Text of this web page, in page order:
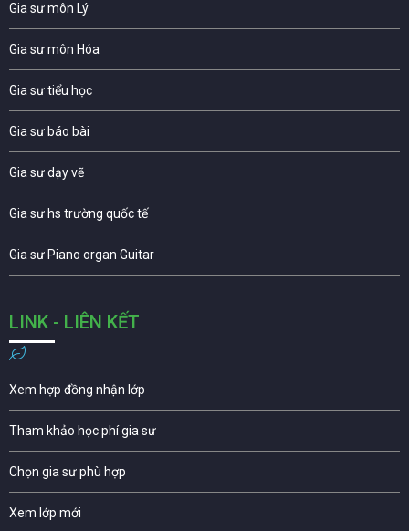
Gia sư môn Lý
Gia sư môn Hóa
Gia sư tiểu học
Gia sư báo bài
Gia sư dạy vẽ
Gia sư hs trường quốc tế
Gia sư Piano organ Guitar
LINK - LIÊN KẾT
Xem hợp đồng nhận lớp
Tham khảo học phí gia sư
Chọn gia sư phù hợp
Xem lớp mới